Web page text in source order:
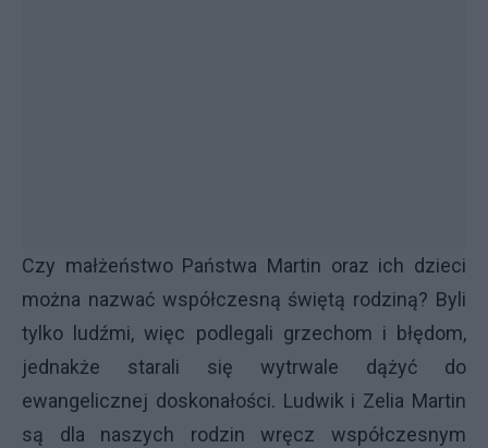
Czy małżeństwo Państwa Martin oraz ich dzieci
można nazwać współczesną świętą rodziną? Byli
tylko ludźmi, więc podlegali grzechom i błędom,
jednakże starali się wytrwale dążyć do
ewangelicznej doskonałości. Ludwik i Zelia Martin
są dla naszych rodzin wręcz współczesnym